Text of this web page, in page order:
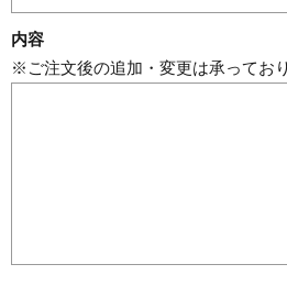
内容
※ご注文後の追加・変更は承ってお